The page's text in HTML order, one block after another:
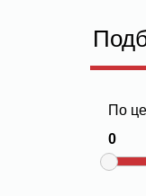
По
0